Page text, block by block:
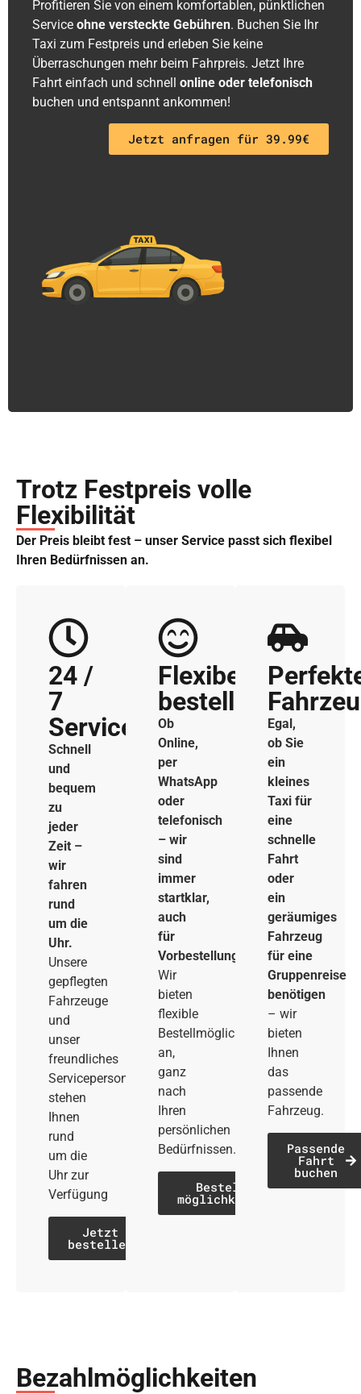
Profitieren Sie von einem komfortablen, pünktlichen
Service ohne versteckte Gebühren. Buchen Sie Ihr
Taxi zum Festpreis und erleben Sie keine
Überraschungen mehr beim Fahrpreis. Jetzt Ihre
Fahrt einfach und schnell online oder telefonisch
buchen und entspannt ankommen!
Jetzt anfragen für 39.99€
Trotz Festpreis volle
Flexibilität
Der Preis bleibt fest – unser Service passt sich flexibel
Ihren Bedürfnissen an.
24 /
7
Service
Schnell
und
bequem
zu
jeder
Zeit –
wir
fahren
rund
um die
Uhr.
Unsere
gepflegten
Fahrzeuge
und
unser
freundliches
Servicepersonal
stehen
Ihnen
rund
um die
Uhr zur
Verfügung
Jetzt
bestellen
Flexibel
bestellen
Ob
Online,
per
WhatsApp
oder
telefonisch
– wir
sind
immer
startklar,
auch
für
Vorbestellungen.
Wir
bieten
flexible
Bestellmöglichkeiten
an,
ganz
nach
Ihren
persönlichen
Bedürfnissen.
Bestell­
möglichkeiten
Egal,
ob Sie
ein
kleines
Taxi für
eine
schnelle
Fahrt
oder
ein
geräumiges
Fahrzeug
für eine
Gruppenreise
benötigen
– wir
bieten
Ihnen
das
passende
Fahrzeug.
Passende
Fahrt
buchen
Bezahl­möglich­keiten